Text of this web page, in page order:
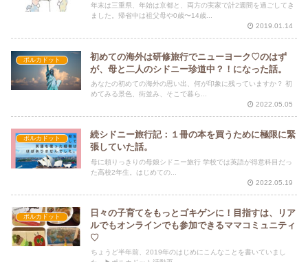
年末は三重県、年始は京都と、両方の実家で計2週間を過ごしてき
ました。帰省中は祖父母や0歳〜14歳...
2019.01.14
ポルカドット
初めての海外は研修旅行でニューヨーク♡のはず
が、母と二人のシドニー珍道中？！になった話。
あなたの初めての海外の思い出、何が印象に残っていますか？ 初
めてみる景色、街並み、そこで暮ら...
2022.05.05
ポルカドット
続シドニー旅行記：１冊の本を買うために極限に緊
張していた話。
母に頼りっきりの母娘シドニー旅行 学校では英語が得意科目だっ
た高校2年生。はじめての...
2022.05.19
ポルカドット
日々の子育てをもっとゴキゲンに！目指すは、リア
ルでもオンラインでも参加できるママコミュニティ
♡
ちょうど半年前、2019年のはじめにこんなことを書いていまし